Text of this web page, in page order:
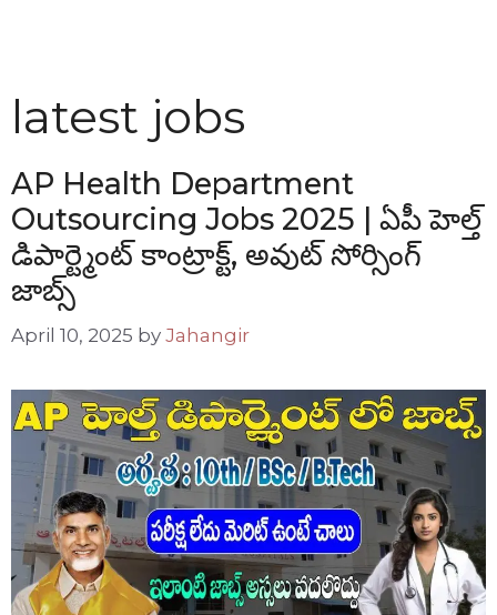
latest jobs
AP Health Department
Outsourcing Jobs 2025 | ఏపీ హెల్త్
డిపార్ట్మెంట్ కాంట్రాక్ట్, అవుట్ సోర్సింగ్
జాబ్స్
April 10, 2025 by Jahangir